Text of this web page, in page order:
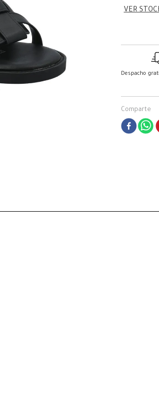
VER
Despacho
Comparte